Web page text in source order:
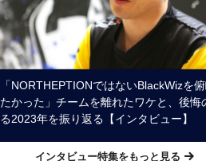
「NORTHEPTIONではないBlackWizを
たかった」チームを離れたワケと、後悔
る2023年を振り返る【インタビュー】
インタビュー特集をもっと見る